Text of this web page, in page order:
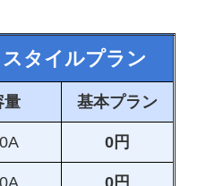
タイルプラン
量 基本プラン
0円